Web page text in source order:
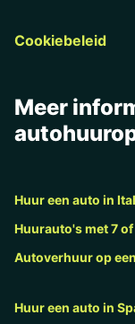
Cookiebeleid
Meer
Huur een auto in
Huurauto's met 7
Autoverhuur op
Huur een auto in